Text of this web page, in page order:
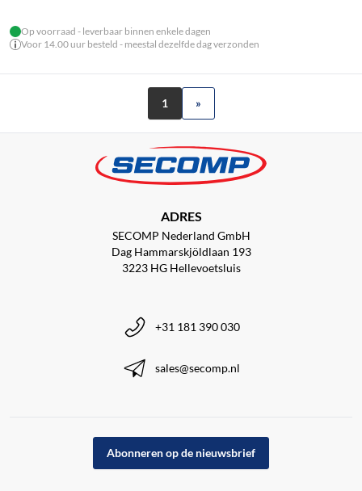
Op voorraad - leverbaar binnen enkele dagen
Voor 14.00 uur besteld - meestal dezelfde dag verzonden
1 »
ADRES
SECOMP Nederland GmbH
Dag Hammarskjöldlaan 193
3223 HG Hellevoetsluis
+31 181 390 030
sales@secomp.nl
Abonneren op de nieuwsbrief